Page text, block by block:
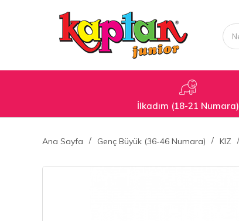
İlkadım (18-21 Numara)
Ana Sayfa Genç Büyük (36-46 Numara) KIZ